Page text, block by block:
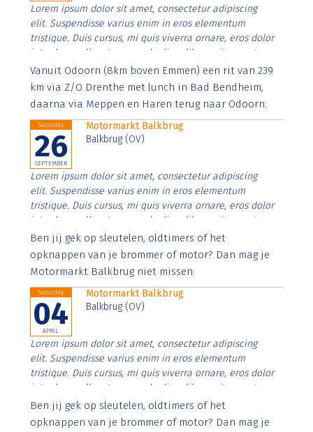
Lorem ipsum dolor sit amet, consectetur adipiscing
elit. Suspendisse varius enim in eros elementum
tristique. Duis cursus, mi quis viverra ornare, eros dolor
interdum nulla, ut commodo diam libero vitae erat.
Aenean faucibus nibh et justo cursus id rutrum lorem
imperdiet. Nunc ut sem vitae risus tristique posuere.
Vanuit Odoorn (8km boven Emmen) een rit van 239
km via Z/O Drenthe met lunch in Bad Bendheim,
daarna via Meppen en Haren terug naar Odoorn.
Saturday
26
SEPTEMBER
Motormarkt Balkbrug
Balkbrug (OV)
Lorem ipsum dolor sit amet, consectetur adipiscing
elit. Suspendisse varius enim in eros elementum
tristique. Duis cursus, mi quis viverra ornare, eros dolor
interdum nulla, ut commodo diam libero vitae erat.
Aenean faucibus nibh et justo cursus id rutrum lorem
imperdiet. Nunc ut sem vitae risus tristique posuere.
Ben jij gek op sleutelen, oldtimers of het
opknappen van je brommer of motor? Dan mag je
Motormarkt Balkbrug niet missen.
Saturday
04
APRIL
Motormarkt Balkbrug
Balkbrug (OV)
Lorem ipsum dolor sit amet, consectetur adipiscing
elit. Suspendisse varius enim in eros elementum
tristique. Duis cursus, mi quis viverra ornare, eros dolor
interdum nulla, ut commodo diam libero vitae erat.
Aenean faucibus nibh et justo cursus id rutrum lorem
imperdiet. Nunc ut sem vitae risus tristique posuere.
Ben jij gek op sleutelen, oldtimers of het
opknappen van je brommer of motor? Dan mag je